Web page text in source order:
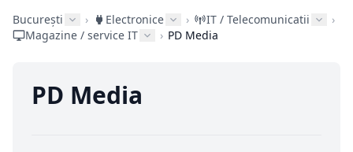
ultramodern.
București › Electronice › IT / Telecomunicatii
›
Magazine / service IT
› PD Media
PD Media